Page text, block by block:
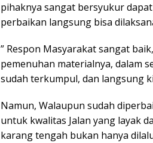
pihaknya sangat bersyukur
perbaikan langsung bisa
” Respon Masyarakat sangat
pemenuhan materialnya, dalam
sudah terkumpul, dan langsung
Namun, Walaupun sudah
untuk kwalitas Jalan yang layak
karang tengah bukan hanya